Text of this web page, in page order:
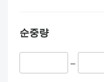
순중량
–